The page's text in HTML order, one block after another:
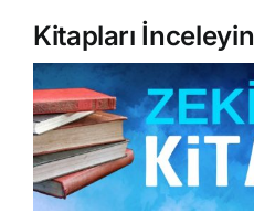
Kitapları İnceleyin